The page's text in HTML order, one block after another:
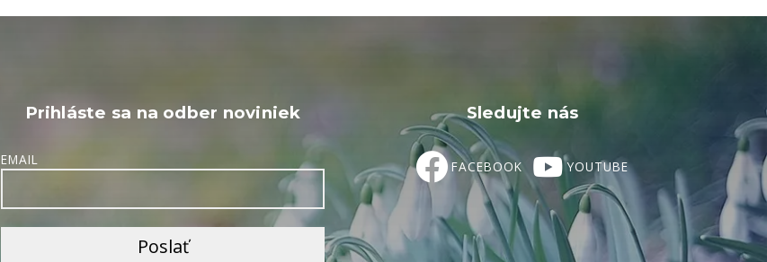
Prihláste sa na odber noviniek
EMAIL
Sledujte nás
FACEBOOK YOUTUBE